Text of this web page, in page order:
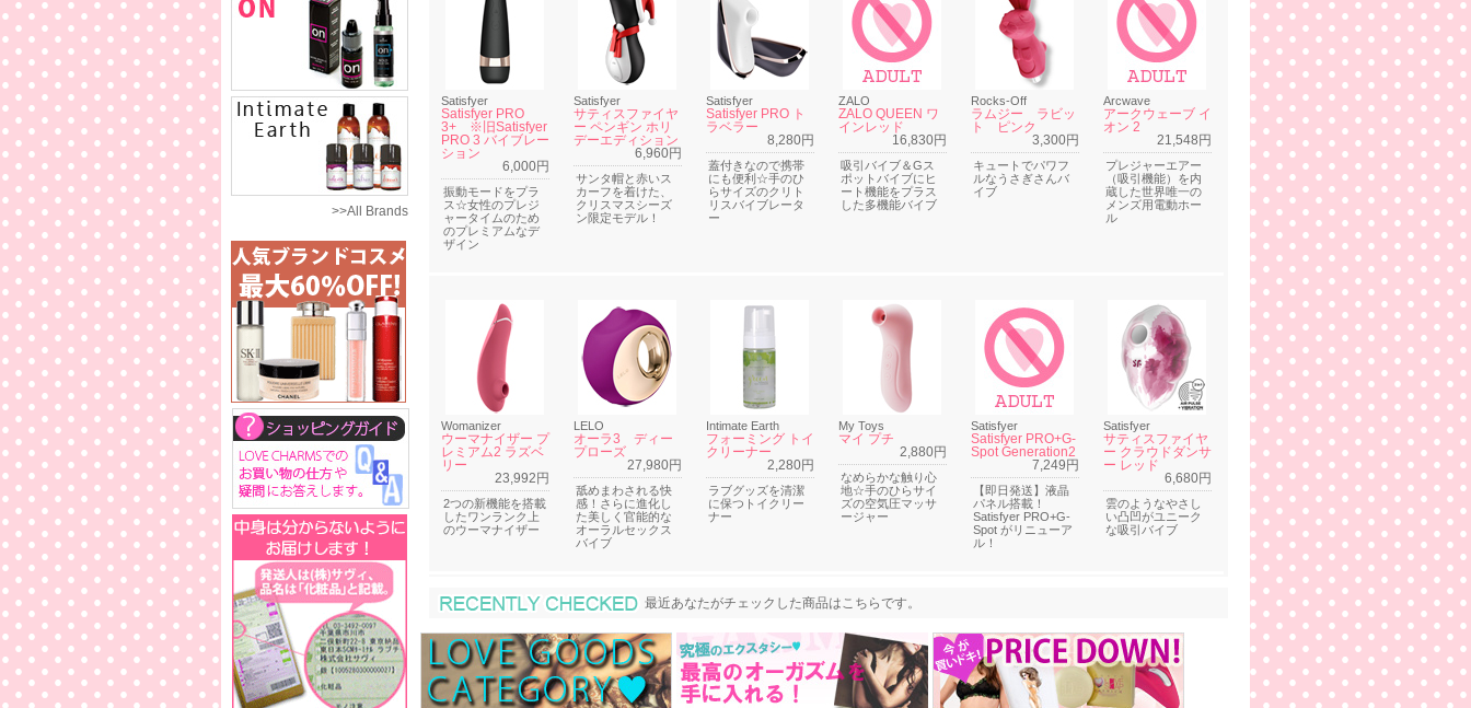
>>All Brands
Satisfyer
Satisfyer PRO
3+ ※旧Satisfyer
PRO 3 バイブレー
ション
6,000円
振動モードをプラ
ス☆女性のプレジ
ャータイムのため
のプレミアムなデ
ザイン
Satisfyer
サティスファイヤ
ー ペンギン ホリ
デーエディション
6,960円
サンタ帽と赤いス
カーフを着けた、
クリスマスシーズ
ン限定モデル！
Satisfyer
Satisfyer PRO ト
ラベラー
8,280円
蓋付きなので携帯
にも便利☆手のひ
らサイズのクリト
リスバイブレータ
ー
ZALO
ZALO QUEEN ワ
インレッド
16,830円
吸引バイブ＆Gス
ポットバイブにヒ
ート機能をプラス
した多機能バイブ
Rocks-Off
ラムジー ラビッ
ト ピンク
3,300円
キュートでパワフ
ルなうさぎさんバ
イブ
Arcwave
アークウェーブ イ
オン 2
21,548円
プレジャーエアー
（吸引機能）を内
蔵した世界唯一の
メンズ用電動ホー
ル
Womanizer
ウーマナイザー プ
レミアム2 ラズベ
リー
23,992円
2つの新機能を搭載
したワンランク上
のウーマナイザー
LELO
オーラ3 ディー
プローズ
27,980円
舐めまわされる快
感！さらに進化し
た美しく官能的な
オーラルセックス
バイブ
Intimate Earth
フォーミング トイ
クリーナー
2,280円
ラブグッズを清潔
に保つトイクリー
ナー
My Toys
マイ プチ
2,880円
なめらかな触り心
地☆手のひらサイ
ズの空気圧マッサ
ージャー
Satisfyer
Satisfyer PRO+G-
Spot Generation2
7,249円
【即日発送】液晶
パネル搭載！
Satisfyer PRO+G-
Spot がリニューア
ル！
Satisfyer
サティスファイヤ
ー クラウドダンサ
ー レッド
6,680円
雲のようなやさし
い凸凹がユニーク
な吸引バイブ
最近あなたがチェックした商品
最近あなたがチェックした商品はこちらです。